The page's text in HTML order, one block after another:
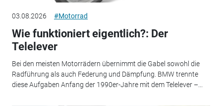
03.08.2026 #Motorrad
Wie funktioniert eigentlich?: Der
Telelever
Bei den meisten Motorrädern übernimmt die Gabel sowohl die
Radführung als auch Federung und Dämpfung. BMW trennte
diese Aufgaben Anfang der 1990er-Jahre mit dem Telelever –...